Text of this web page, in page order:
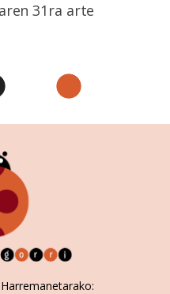
31ra arte
Harremanetarako: